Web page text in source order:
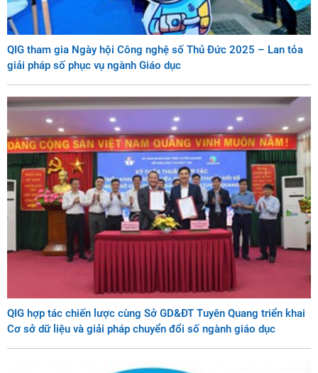
QIG tham gia Ngày hội Công nghệ số Thủ Đức 2025 – Lan tỏa
giải pháp số phục vụ ngành Giáo dục
QIG hợp tác chiến lược cùng Sở GD&ĐT Tuyên Quang triển khai
Cơ sở dữ liệu và giải pháp chuyển đổi số ngành giáo dục